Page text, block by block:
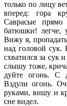
только по лицу
вперед: гора
Саврасые
батюшки! легче,
Вижу я,
над головой сук.
схватился за сук
слышу тоже,
дуйте огонь. С
Вздули огонь.
руками, вишу и
сне видел.